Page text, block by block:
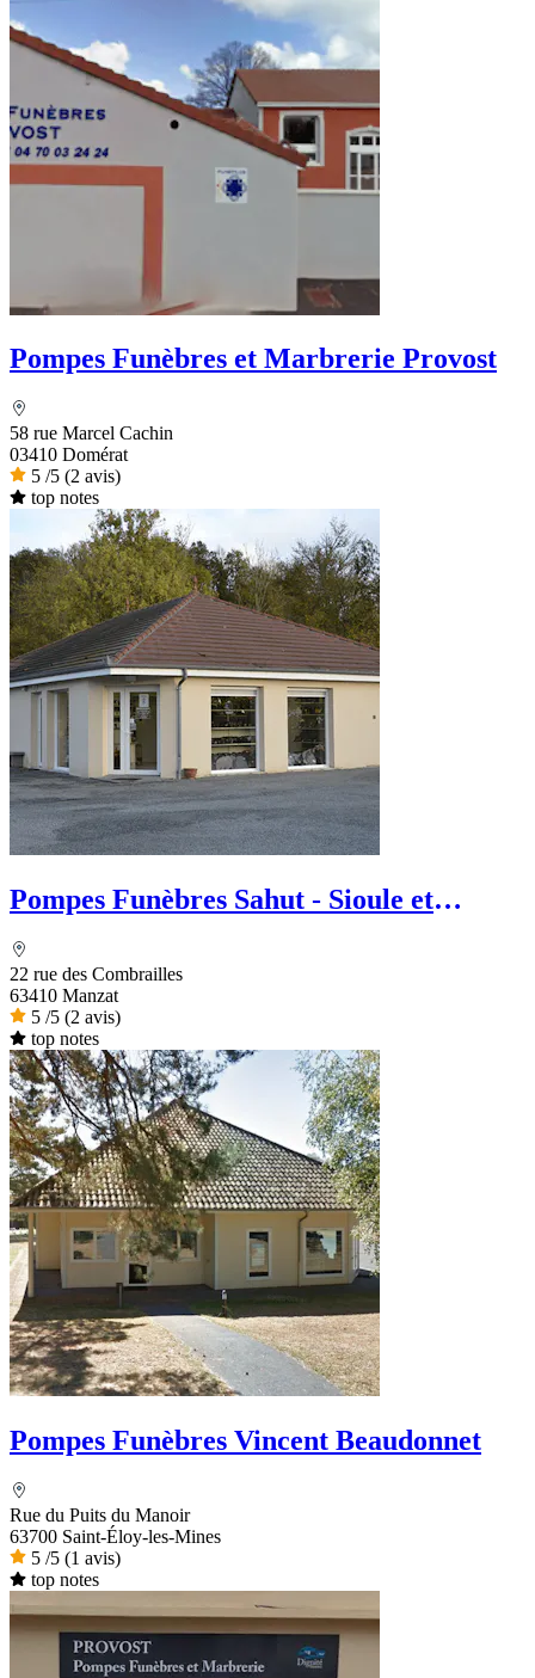
Pompes Funèbres et Marbrerie Provost
58 rue Marcel Cachin
03410 Domérat
5 /5 (2 avis)
top notes
Pompes Funèbres Sahut - Sioule et
22 rue des Combrailles
63410 Manzat
5 /5 (2 avis)
top notes
Pompes Funèbres Vincent Beaudonnet
Rue du Puits du Manoir
63700 Saint-Éloy-les-Mines
5 /5 (1 avis)
top notes